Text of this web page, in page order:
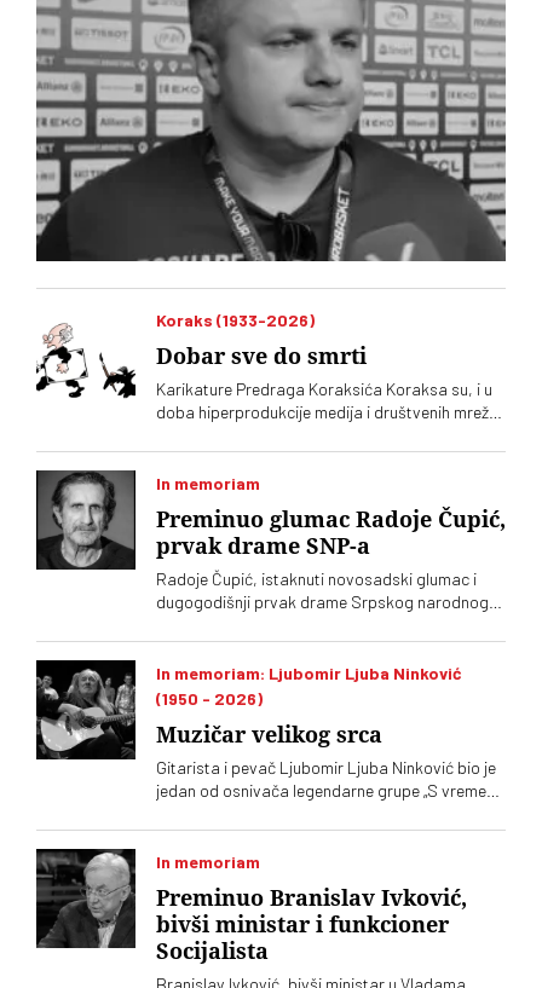
Koraks (1933-2026)
Dobar sve do smrti
Karikature Predraga Koraksića Koraksa su, i u
doba hiperprodukcije medija i društvenih mreža,
In memoriam
Preminuo glumac Radoje Čupić,
prvak drame SNP-a
Radoje Čupić, istaknuti novosadski glumac i
dugogodišnji prvak drame Srpskog narodnog
višedecenijske karijere u teatru, filmu i televiziji
In memoriam: Ljubomir Ljuba Ninković
(1950 - 2026)
Muzičar velikog srca
Gitarista i pevač Ljubomir Ljuba Ninković bio je
jedan od osnivača legendarne grupe „S vremena
nekadašnoj Jugoslaviji
In memoriam
Preminuo Branislav Ivković,
bivši ministar i funkcioner
Socijalista
Branislav Ivković, bivši ministar u Vladama